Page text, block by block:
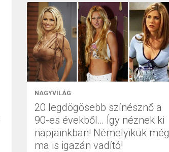
NAGYVILÁG
20 legdögösebb színésznő a
90-es évekből… Így néznek ki
napjainkban! Némelyikük még
ma is igazán vadító!